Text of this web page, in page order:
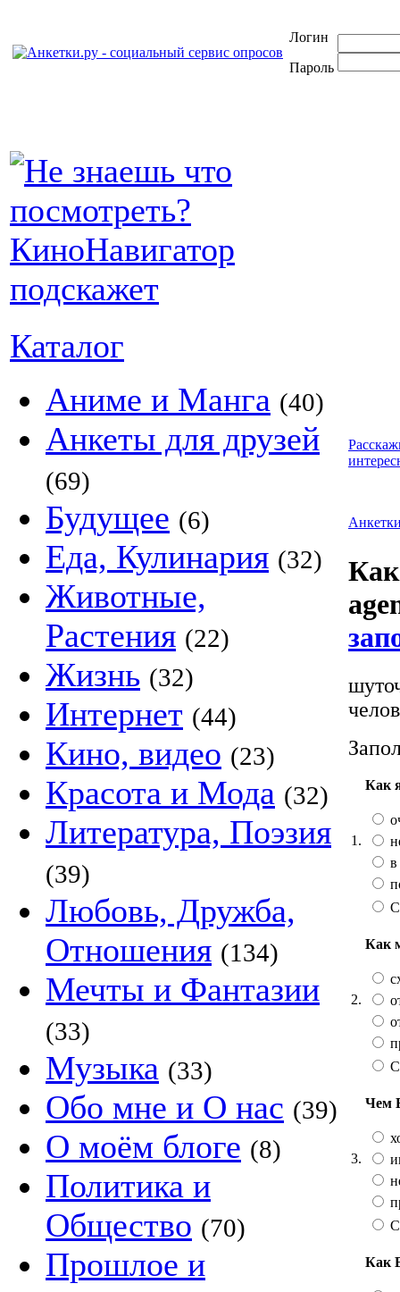
Логин
Пароль
Каталог
Аниме и Манга (40)
Анкеты для друзей
(69)
Будущее (6)
Еда, Кулинария (32)
Животные,
Растения (22)
Жизнь (32)
Интернет (44)
Кино, видео (23)
Красота и Мода (32)
Литература, Поэзия
(39)
Любовь, Дружба,
Отношения (134)
Мечты и Фантазии
(33)
Музыка (33)
Обо мне и О нас (39)
О моём блоге (8)
Политика и
Общество (70)
Прошлое и
1.
Как
в
2.
Как
3.
Чем
Как